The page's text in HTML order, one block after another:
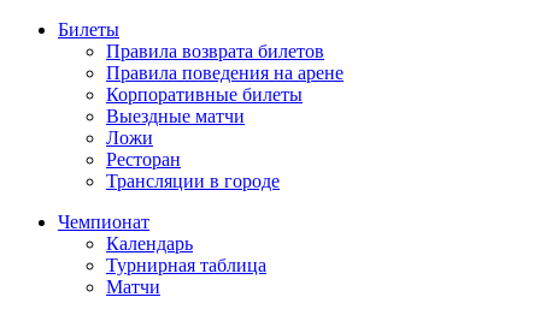
Билеты
Правила возврата билетов
Правила поведения на арене
Корпоративные билеты
Выездные матчи
Ложи
Ресторан
Трансляции в городе
Чемпионат
Календарь
Турнирная таблица
Матчи